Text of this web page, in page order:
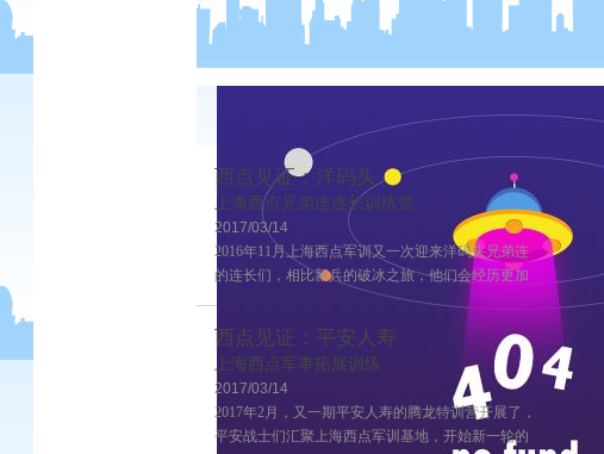
西点见证：洋码头
上海西点兄弟连连长训练营
2017/03/14
2016年11月上海西点军训又一次迎来洋码头兄弟连
的连长们，相比新兵的破冰之旅，他们会经历更加
严格的训练，这也是兄弟连连长训练的第二期，来
西点见证：平安人寿
上海西点军事拓展训练
2017/03/14
2017年2月，又一期平安人寿的腾龙特训营开展了，
平安战士们汇聚上海西点军训基地，开始新一轮的